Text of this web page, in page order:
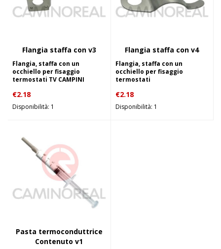
Flangia staffa con v3
Flangia, staffa con un
occhiello per fisaggio
termostati TV CAMPINI
€2.18
Disponibilità: 1
Flangia staffa con v4
Flangia, staffa con un
occhiello per fisaggio
termostati
€2.18
Disponibilità: 1
Pasta termoconduttrice
Contenuto v1